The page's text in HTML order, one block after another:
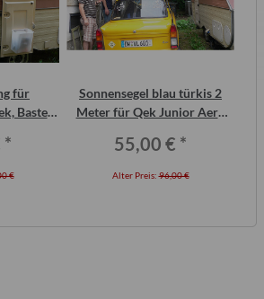
für
Bastei,
*
€
Sonnensegel blau türkis 2
Meter für Qek Junior Aero
55,00 € *
Alter Preis:96,00 €